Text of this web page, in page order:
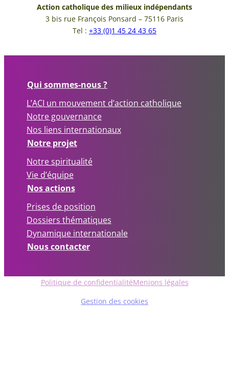
Action catholique des milieux indépendants
3 bis rue François Ponsard – 75116 Paris
Tel : +33 (0)1 45 24 43 65
Qui sommes-nous ?
L’ACI un mouvement d’action catholique
Notre gouvernance
Nos liens internationaux
Notre projet
Notre spiritualité
Vie d’équipe
Nos actions
Prises de position
Dossiers thématiques
Dynamique internationale
Nous contacter
Politique de confidentialitéMenions légales
Gestion des cookies